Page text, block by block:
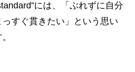
には、「ぶれずに自分
すぐ貫きたい」という思い